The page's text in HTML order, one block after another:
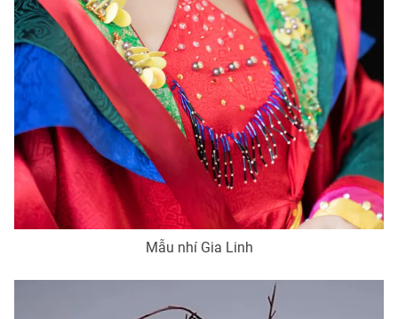
Mẫu nhí Gia Linh